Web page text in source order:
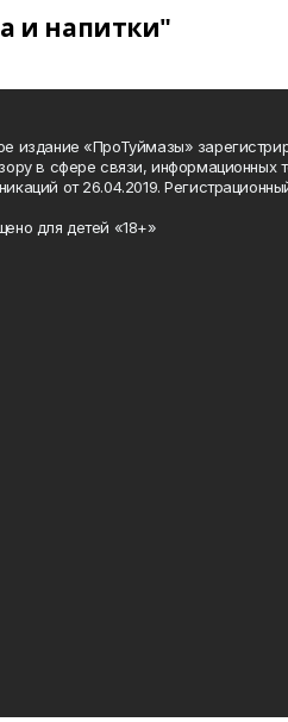
и напитки"
издание «ПроТуймазы»
в сфере связи, информационных
от 26.04.2019.
для детей «18+»